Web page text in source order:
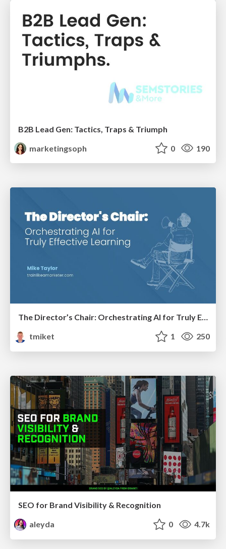
B2B Lead Gen: Tactics, Traps & Triumph
marketingsoph
0 190
The Director’s Chair: Orchestrating AI for Truly Effective Learning
tmiket
1 250
SEO for Brand Visibility & Recognition
aleyda
0 4.7k